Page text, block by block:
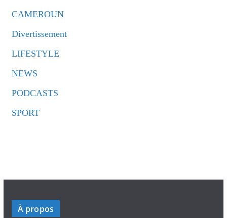
CAMEROUN
Divertissement
LIFESTYLE
NEWS
PODCASTS
SPORT
À propos